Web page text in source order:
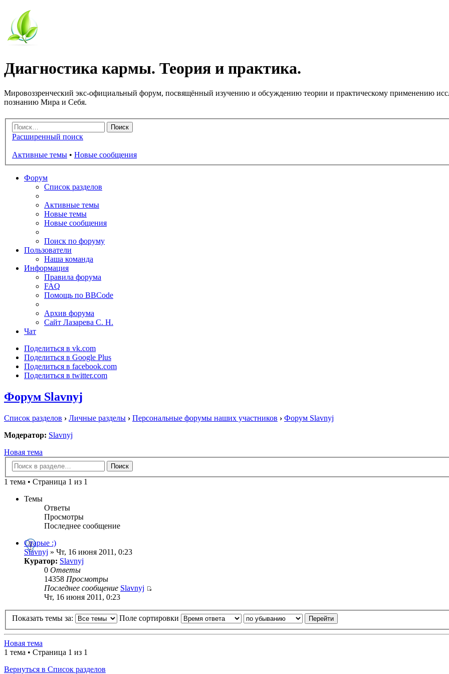
Диагностика кармы. Теория и практика.
Мировоззренческий экс-официальный форум, посвящённый изучению и обсуждению теории и практическому применению
познанию Мира и Себя.
Расширенный поиск
Активные темы • Новые сообщения
Форум
Список разделов
Активные темы
Новые темы
Новые сообщения
Поиск по форуму
Пользователи
Наша команда
Информация
Правила форума
FAQ
Помощь по BBCode
Архив форума
Сайт Лазарева С. Н.
Чат
Поделиться в vk.com
Поделиться в Google Plus
Поделиться в facebook.com
Поделиться в twitter.com
Форум Slavnyj
Список разделов › Личные разделы › Персональные форумы наших участников › Форум Slavnyj
Модератор: Slavnyj
Новая тема
1 тема • Страница 1 из 1
Темы
Ответы
Просмотры
Последнее сообщение
Старые :)
Slavnyj » Чт, 16 июня 2011, 0:23
Куратор: Slavnyj
0 Ответы
14358 Просмотры
Последнее сообщение Slavnyj
Чт, 16 июня 2011, 0:23
Показать темы за: Поле сортировки
Новая тема
1 тема • Страница 1 из 1
Вернуться в Список разделов